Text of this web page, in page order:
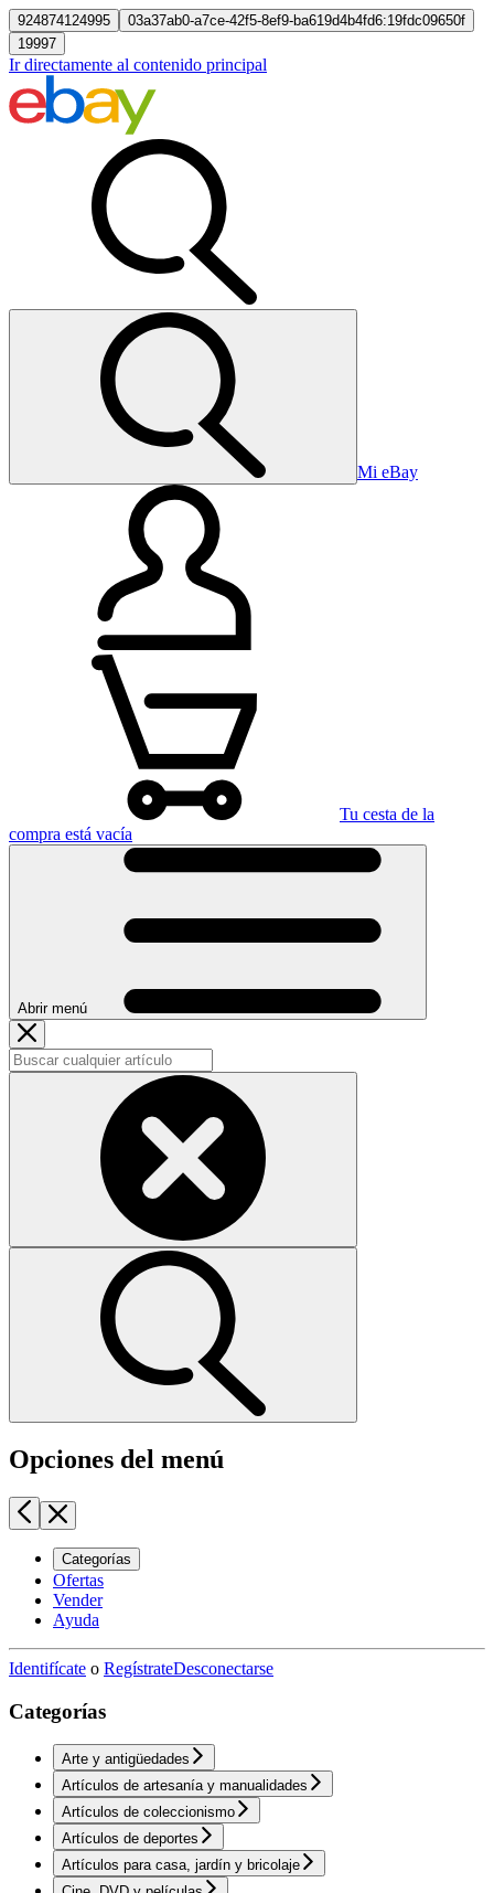
924874124995
03a37ab0-a7ce-42f5-8ef9-ba619d4b4fd6:19fdc09650f
19997
Ir directamente al contenido principal
Mi eBay
Tu cesta de la
compra está vacía
Abrir menú
Opciones del menú
Categorías
Ofertas
Vender
Ayuda
Identifícate o RegístrateDesconectarse
Categorías
Arte y antigüedades
Artículos de artesanía y manualidades
Artículos de coleccionismo
Artículos de deportes
Artículos para casa, jardín y bricolaje